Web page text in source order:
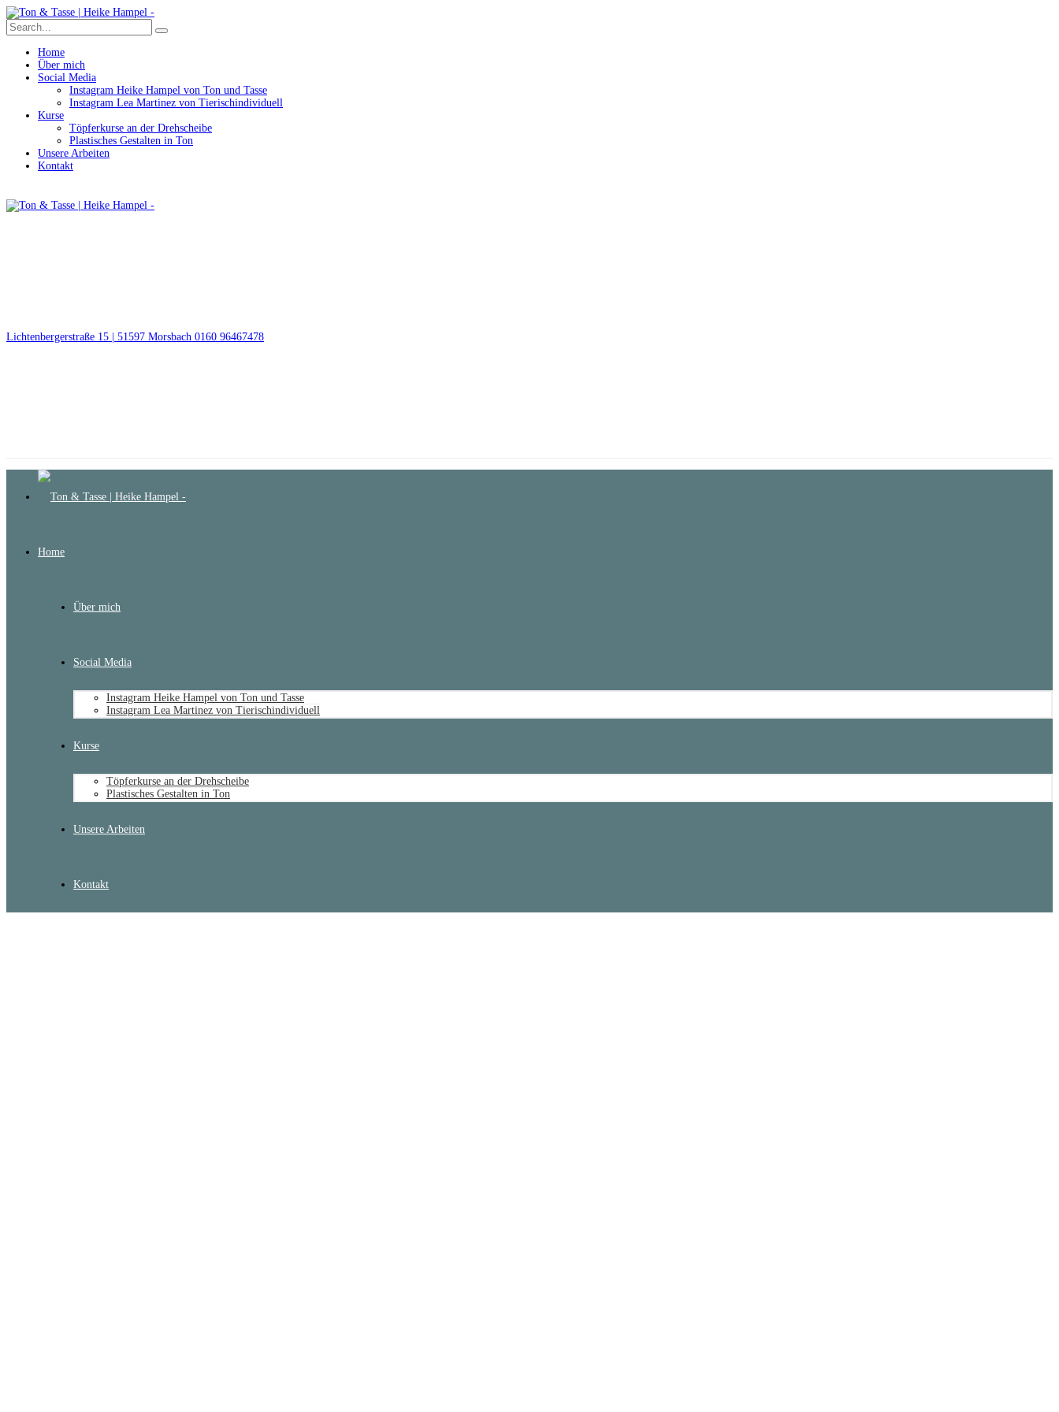
Home
Über mich
Social Media
Instagram Heike Hampel von Ton und Tasse
Instagram Lea Martinez von Tierischindividuell
Kurse
Töpferkurse an der Drehscheibe
Plastisches Gestalten in Ton
Unsere Arbeiten
Kontakt
Lichtenbergerstraße 15 | 51597 Morsbach 0160 96467478
Home
Über mich
Social Media
Instagram Heike Hampel von Ton und Tasse
Instagram Lea Martinez von Tierischindividuell
Kurse
Töpferkurse an der Drehscheibe
Plastisches Gestalten in Ton
Unsere Arbeiten
Kontakt